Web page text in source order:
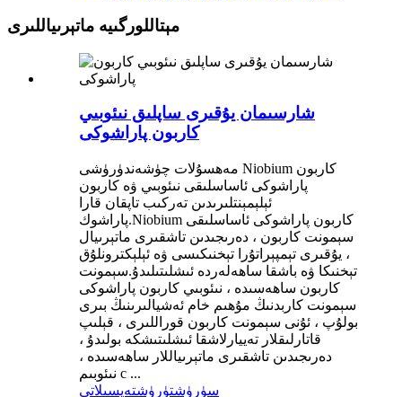
مېتاللورگىيە ماتېرىياللىرى
شارسىمان يۇقىرى ساپلىق نىئوبىي
كاربون پاراشوكى
مەھسۇلات چۈشەندۈرۈشى Niobium كاربون
پاراشوكى ئاساسلىقى نىئوبىي ۋە كاربون
ئېلېمېنتلىرىدىن تەركىب تاپقان قارا
پاراشوك.Niobium كاربون پاراشوكى ئاساسلىقى
سېمونت كاربون ، دەرىجىدىن تاشقىرى ماتېرىيال
، يۇقىرى تېمپېراتۇرا تېخنىكىسى ۋە ئېلېكترونلۇق
تېخنىكا ۋە باشقا ساھەلەردە ئىشلىتىلىدۇ.سېمونت
كاربون ساھەسىدە ، نىئوبىي كاربون پاراشوكى
سېمونت كاربدنىڭ مۇھىم خام ئەشيالىرىنىڭ بىرى
بولۇپ ، ئۇنى سېمونت كاربون قوراللىرى ، قېلىپ
قاتارلىقلار تەييارلاشقا ئىشلىتىشكە بولىدۇ ،
دەرىجىدىن تاشقىرى ماتېرىياللار ساھەسىدە ،
نىئوبىم c ...
سۈرۈشتۈرۈشتەپسىلاتى